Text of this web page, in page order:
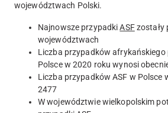
województwach Polski.
Najnowsze przypadkiASFzostały
województwach
Liczba przypadków afrykańskiego
Polsce w 2020 roku wynosi
Liczba przypadków ASF w Polsce
2477
W województwie wielkopolskim